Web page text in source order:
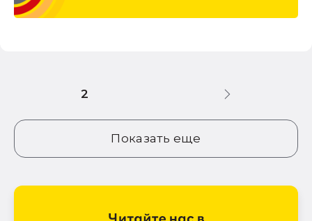
Показать еще
2